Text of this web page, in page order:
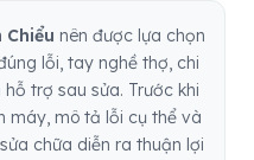
nên được lựa chọn
lỗi, tay nghề thợ, chi
trợ sau sửa. Trước khi
máy, mô tả lỗi cụ thể và
chữa diễn ra thuận lợi